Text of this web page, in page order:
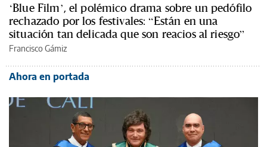
‘Blue Film’, el polémico drama sobre un pedófilo
rechazado por los festivales: “Están en una
situación tan delicada que son reacios al riesgo”
Francisco Gámiz
Ahora en portada